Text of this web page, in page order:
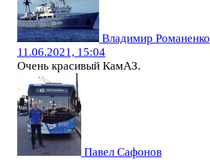
Владимир Романенко
11.06.2021, 15:04
Очень красивый КамАЗ.
Павел Сафонов